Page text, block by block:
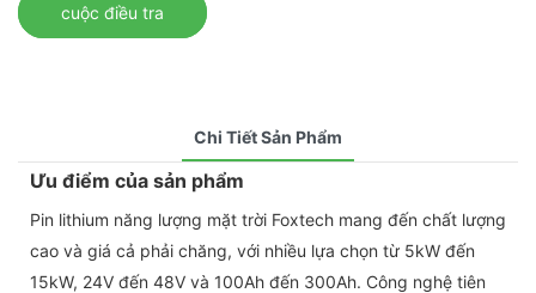
cuộc điều tra
Chi Tiết Sản Phẩm
Ưu điểm của sản phẩm
Pin lithium năng lượng mặt trời Foxtech mang đến chất lượng
cao và giá cả phải chăng, với nhiều lựa chọn từ 5kW đến
15kW, 24V đến 48V và 100Ah đến 300Ah. Công nghệ tiên